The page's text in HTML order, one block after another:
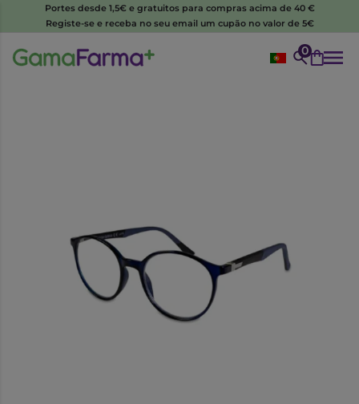
Portes desde 1,5€ e gratuitos para compras acima de 40 €
Registe-se e receba no seu email um cupão no valor de 5€
0